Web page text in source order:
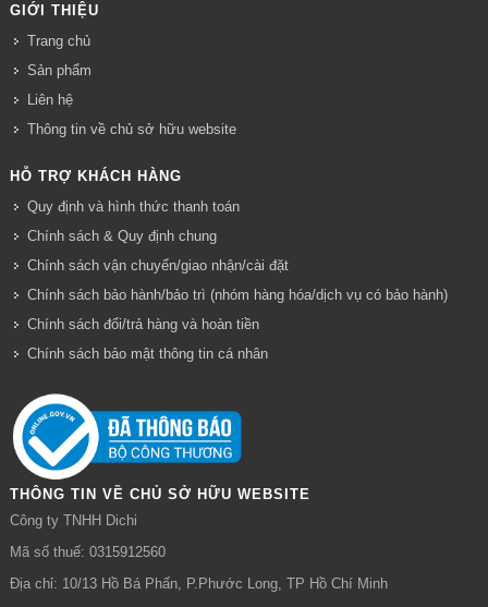
GIỚI THIỆU
Trang chủ
Sản phẩm
Liên hệ
Thông tin về chủ sở hữu website
HỖ TRỢ KHÁCH HÀNG
Quy định và hình thức thanh toán
Chính sách & Quy định chung
Chính sách vận chuyển/giao nhận/cài đặt
Chính sách bảo hành/bảo trì (nhóm hàng hóa/dịch vụ có bảo hành)
Chính sách đổi/trả hàng và hoàn tiền
Chính sách bảo mật thông tin cá nhân
THÔNG TIN VỀ CHỦ SỞ HỮU WEBSITE
Công ty TNHH Dichi
Mã số thuế: 0315912560
Địa chỉ: 10/13 Hồ Bá Phấn, P.Phước Long, TP Hồ Chí Minh